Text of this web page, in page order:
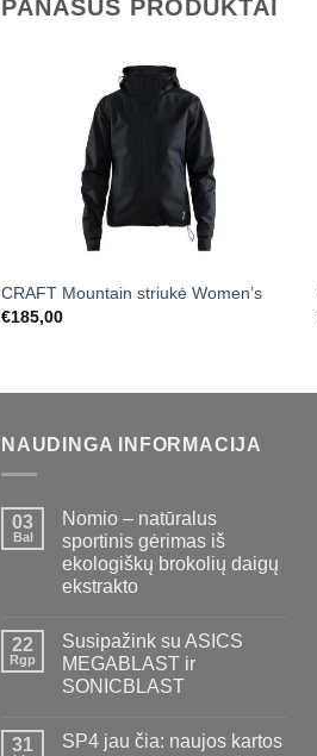
PANAŠŪS PRODUKTAI
CRAFT Mountain striukė Women’s
€185,00
NAUDINGA INFORMACIJA
03
Bal
Nomio – natūralus
sportinis gėrimas iš
ekologiškų brokolių daigų
ekstrakto
22
Rgp
Susipažink su ASICS
MEGABLAST ir
SONICBLAST
31
SP4 jau čia: naujos kartos